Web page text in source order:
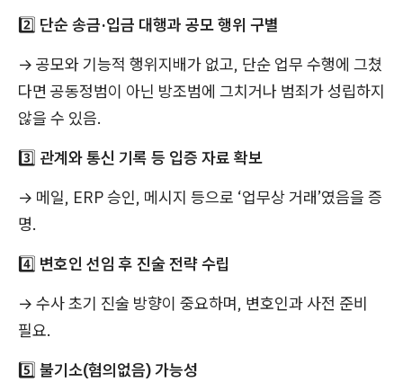
2️⃣ 단순 송금·입금 대행과 공모 행위 구별
→ 공모와 기능적 행위지배가 없고, 단순 업무 수행에 그쳤
다면 공동정범이 아닌 방조범에 그치거나 범죄가 성립하지
않을 수 있음.
3️⃣ 관계와 통신 기록 등 입증 자료 확보
→ 메일, ERP 승인, 메시지 등으로 ‘업무상 거래’였음을 증
명.
4️⃣ 변호인 선임 후 진술 전략 수립
→ 수사 초기 진술 방향이 중요하며, 변호인과 사전 준비
필요.
5️⃣ 불기소(혐의없음) 가능성